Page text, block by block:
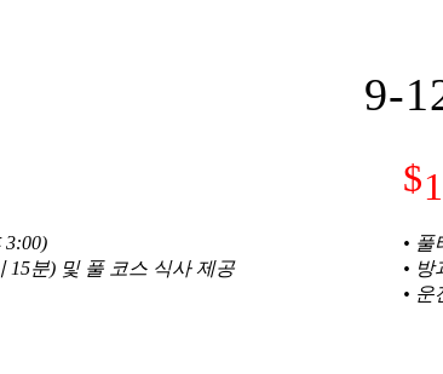
3:00)
15분) 및 풀 코스 식사 제공
9-
$
• 풀
• 방
• 운